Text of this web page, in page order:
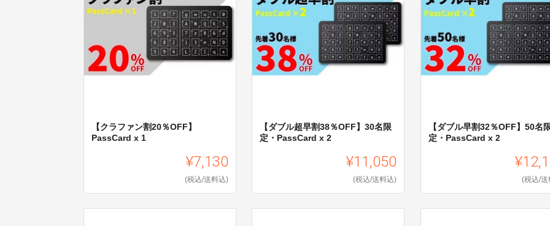
【クラファン割20％OFF】
PassCard x 1
¥7,130
(税込/送料込)
【ダブル超早割38％OFF】30名限
定・PassCard x 2
¥11,050
(税込/送料込)
【ダブル早割32％OFF】50名
定・PassCard x 2
(税込/送